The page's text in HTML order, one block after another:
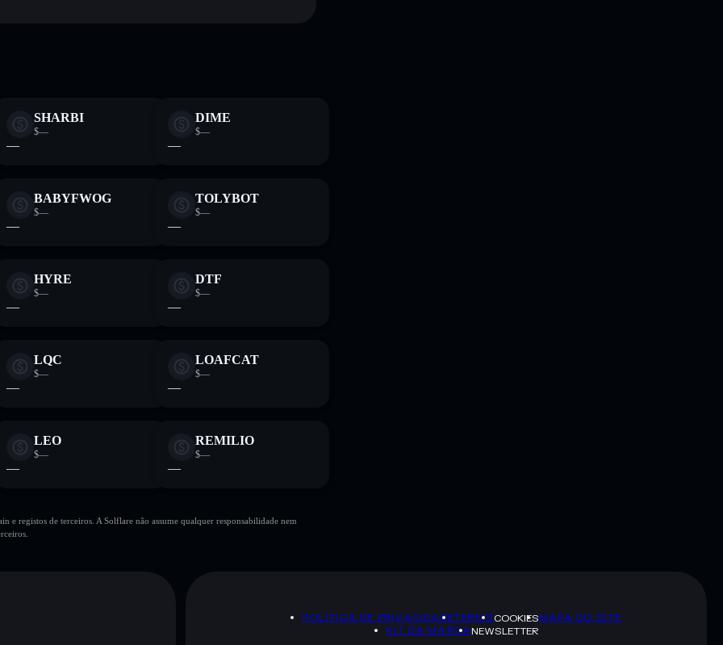
SHARBI
$—
—
DIME
$—
—
BABYFWOG
$—
—
TOLYBOT
$—
—
HYRE
$—
—
DTF
$—
—
LQC
$—
—
LOAFCAT
$—
—
LEO
$—
—
REMILIO
$—
—
e registos de terceiros. A Solflare não assume qualquer responsabilidade nem
POLÍTICA DE PRIVACIDADETERMSCOOKIESMAPA DO SITE
KIT DA MARCANEWSLETTER